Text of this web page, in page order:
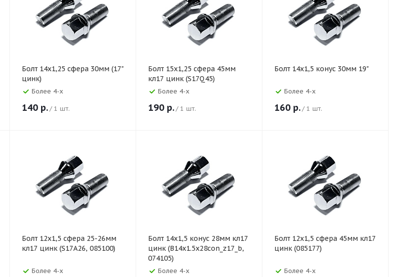
Болт 14х1,25 сфера 30мм (17"
цинк)
Более 4-х
140 р./ 1 шт.
Болт 15х1,25 сфера 45мм
кл17 цинк (S17Q45)
Более 4-х
190 р./ 1 шт.
Болт 14х1,5 конус 30мм 19"
Более 4-х
160 р./ 1 шт.
Болт 12х1,5 сфера 25-26мм
кл17 цинк (S17A26, 085100)
Более 4-х
Болт 14х1,5 конус 28мм кл17
цинк (B14x1.5x28con_z17_b,
074105)
Более 4-х
Болт 12х1,5 сфера 45мм кл17
цинк (085177)
Более 4-х